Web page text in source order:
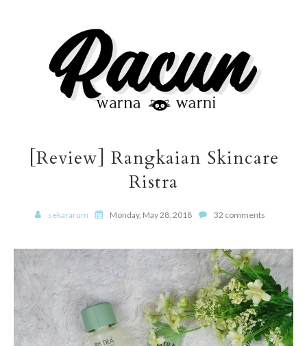
[Review] Rangkaian Skincare
Ristra
sekararum Monday, May 28, 2018 32 comments